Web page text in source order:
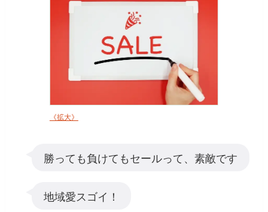
《拡大》
勝っても負けてもセールって、素敵です
地域愛スゴイ！